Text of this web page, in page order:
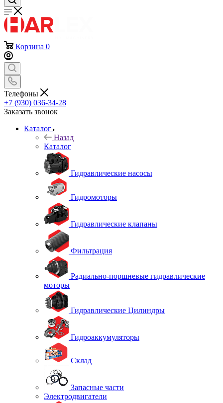
Корзина 0
Телефоны
+7 (930) 036-34-28
Заказать звонок
Каталог
Назад
Каталог
Гидравлические насосы
Гидромоторы
Гидравлические клапаны
Фильтрация
Радиально-поршневые гидравлические
моторы
Гидравлические Цилиндры
Гидроаккумуляторы
Склад
Запасные части
Электродвигатели